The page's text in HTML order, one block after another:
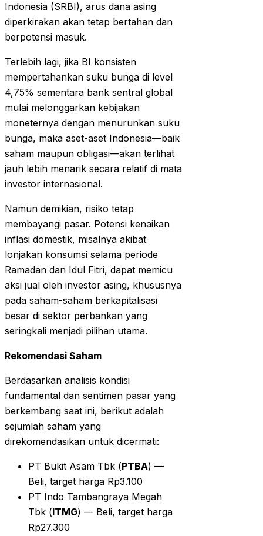
Indonesia (SRBI), arus dana asing
diperkirakan akan tetap bertahan dan
berpotensi masuk.
Terlebih lagi, jika BI konsisten
mempertahankan suku bunga di level
4,75% sementara bank sentral global
mulai melonggarkan kebijakan
moneternya dengan menurunkan suku
bunga, maka aset-aset Indonesia—baik
saham maupun obligasi—akan terlihat
jauh lebih menarik secara relatif di mata
investor internasional.
Namun demikian, risiko tetap
membayangi pasar. Potensi kenaikan
inflasi domestik, misalnya akibat
lonjakan konsumsi selama periode
Ramadan dan Idul Fitri, dapat memicu
aksi jual oleh investor asing, khususnya
pada saham-saham berkapitalisasi
besar di sektor perbankan yang
seringkali menjadi pilihan utama.
Rekomendasi Saham
Berdasarkan analisis kondisi
fundamental dan sentimen pasar yang
berkembang saat ini, berikut adalah
sejumlah saham yang
direkomendasikan untuk dicermati:
PT Bukit Asam Tbk (PTBA) —
Beli, target harga Rp3.100
PT Indo Tambangraya Megah
Tbk (ITMG) — Beli, target harga
Rp27.300